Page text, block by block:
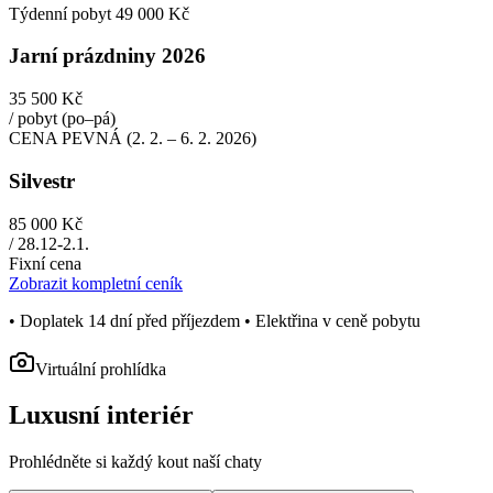
Týdenní pobyt 49 000 Kč
Jarní prázdniny 2026
35 500 Kč
/ pobyt (po–pá)
CENA PEVNÁ (2. 2. – 6. 2. 2026)
Silvestr
85 000 Kč
/ 28.12-2.1.
Fixní cena
Zobrazit kompletní ceník
• Doplatek 14 dní před příjezdem • Elektřina v ceně pobytu
Virtuální prohlídka
Luxusní interiér
Prohlédněte si každý kout naší chaty